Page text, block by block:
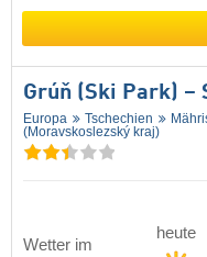
Grúň (Ski Park) –
Europa Tschechien
(Moravskoslezský kraj)
Wetter im
heute